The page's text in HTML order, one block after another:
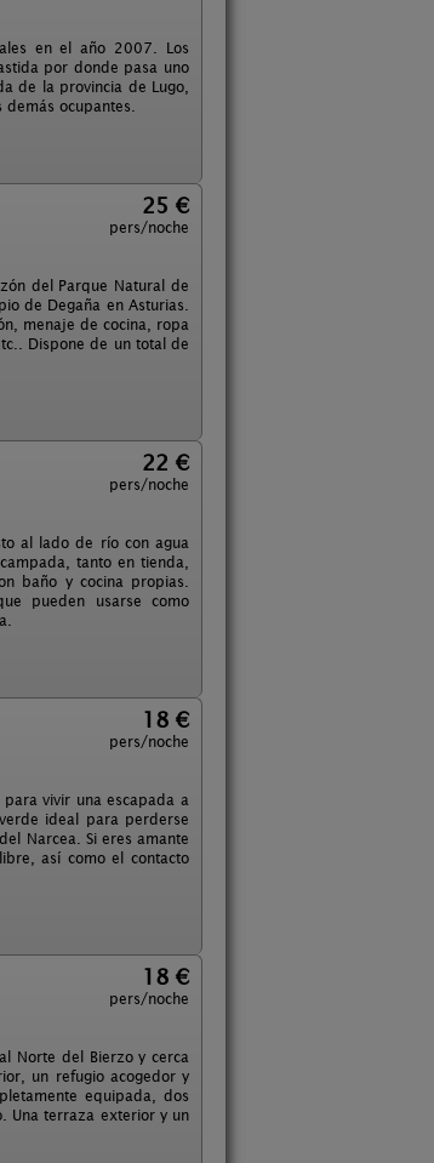
en el año 2007. Los
por donde pasa uno
de la provincia de Lugo,
ocupantes.
25 €
pers/noche
del Parque Natural de
de Degaña en Asturias.
menaje de cocina, ropa
Dispone de un total de
22 €
pers/noche
al lado de río con agua
tanto en tienda,
baño y cocina propias.
pueden usarse como
18 €
pers/noche
vivir una escapada a
ideal para perderse
Narcea. Si eres amante
así como el contacto
18 €
pers/noche
Norte del Bierzo y cerca
un refugio acogedor y
equipada, dos
Una terraza exterior y un